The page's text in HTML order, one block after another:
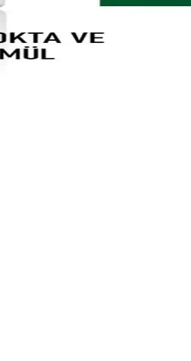
kullanımda cilt sağlığını koruyan